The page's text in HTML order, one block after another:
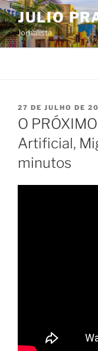
Pular
para
o
conteúdo
JULIO
Jornalista
PUBLICADO
EM
27 DE JULHO DE
O
Artificial,
minutos